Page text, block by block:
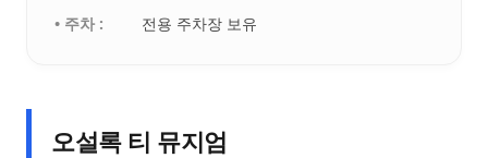
• 주차 :
전용 주차장 보유
오설록 티 뮤지엄